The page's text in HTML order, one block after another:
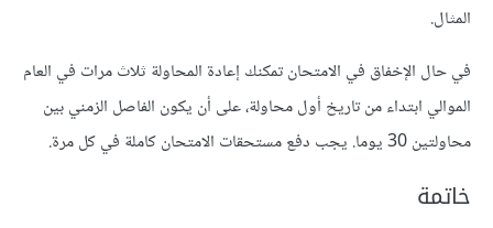
المثال.
في حال الإخفاق في الامتحان تمكنك إعادة المحاولة ثلاث مرات في العام
الموالي ابتداء من تاريخ أول محاولة، على أن يكون الفاصل الزمني بين
محاولتين 30 يوما. يجب دفع مستحقات الامتحان كاملة في كل مرة.
خاتمة